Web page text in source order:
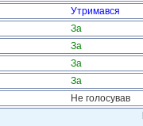
Утримався
За
За
За
За
Не голосував